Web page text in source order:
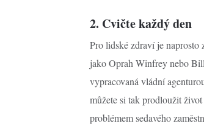
2. Cvičte každý den
Pro lidské zdraví je naprosto
jako Oprah Winfrey nebo
vypracovaná vládní
můžete si tak prodloužit
problémem sedavého